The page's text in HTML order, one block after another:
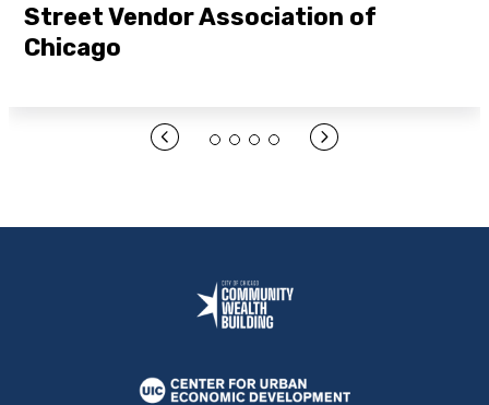
Street Vendor Association of
Chicago